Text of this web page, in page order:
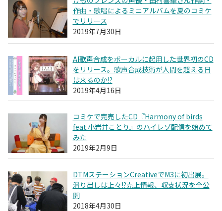
作曲・歌唱によるミニアルバムを夏のコミケ
でリリース
2019年7月30日
AI歌声合成をボーカルに起用した世界初のCD
をリリース。歌声合成技術が人間を超える日
は来るのか!?
2019年4月16日
コミケで完売したCD『Harmony of birds
feat.小岩井ことり』のハイレゾ配信を始めて
みた
2019年2月9日
DTMステーションCreativeでM3に初出展。
滑り出しは上々!?売上情報、収支状況を全公
開
2018年4月30日